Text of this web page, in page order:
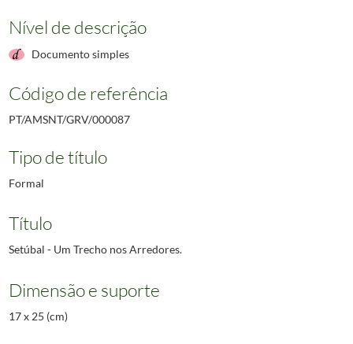
Nível de descrição
Documento simples
Código de referência
PT/AMSNT/GRV/000087
Tipo de título
Formal
Título
Setúbal - Um Trecho nos Arredores.
Dimensão e suporte
17 x 25 (cm)